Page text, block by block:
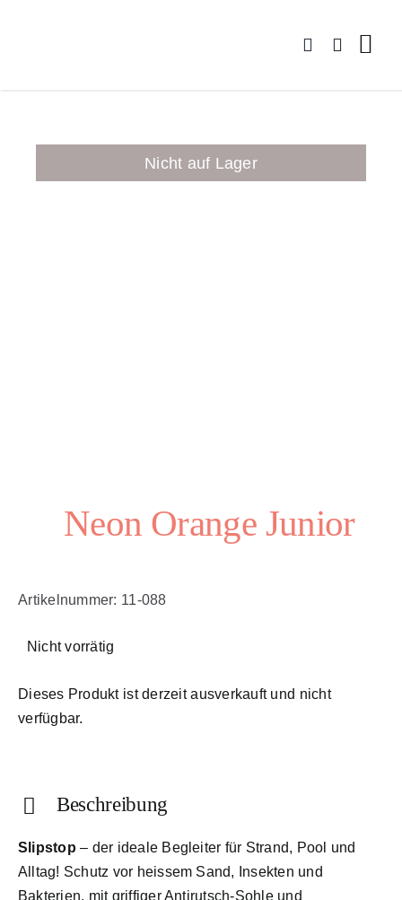
Nicht auf Lager
Neon Orange Junior
Artikelnummer: 11-088
Nicht vorrätig
Dieses Produkt ist derzeit ausverkauft und nicht
verfügbar.
Beschreibung
Slipstop – der ideale Begleiter für Strand, Pool und
Alltag! Schutz vor heissem Sand, Insekten und
Bakterien, mit griffiger Antirutsch-Sohle und